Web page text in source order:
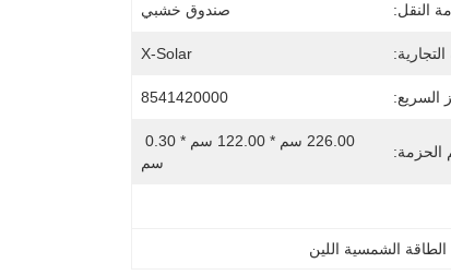
النقل: صندوق خشبي
التجارية: X-Solar
السريع: 8541420000
الحزمة:
سم
الشمسية اللين